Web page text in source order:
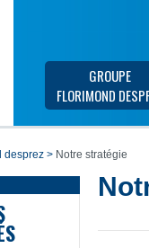
GROUPE
FLORIMOND
desprez > Notre stratégie